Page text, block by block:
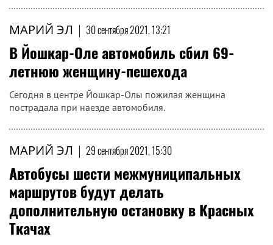
МАРИЙ ЭЛ | 30 сентября 2021, 13:21
В Йошкар-Оле автомобиль сбил 69-
летнюю женщину-пешехода
Сегодня в центре Йошкар-Олы пожилая женщина
пострадала при наезде автомобиля.
МАРИЙ ЭЛ | 29 сентября 2021, 15:30
​Автобусы шести межмуниципальных
маршрутов будут делать
дополнительную остановку в Красных
Ткачах